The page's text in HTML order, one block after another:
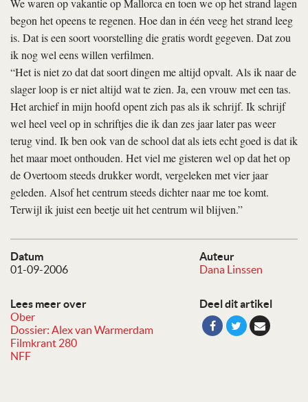
Datum
01-09-2006
Auteur
Dana Linssen
Lees meer over
Ober
Dossier: Alex van Warmerdam
Filmkrant 280
NFF
Deel dit artikel
We waren op vakantie op Mallorca en toen we op het strand lagen
begon het opeens te regenen. Hoe dan in één veeg het strand leeg
is. Dat is een soort voorstelling die gratis wordt gegeven. Dat zou
ik nog wel eens willen verfilmen.
“Het is niet zo dat dat soort dingen me altijd opvalt. Als ik naar de
slager loop is er niet altijd wat te zien. Ja, een vrouw met een tas.
Het archief in mijn hoofd opent zich pas als ik schrijf. Ik schrijf
wel heel veel op in schriftjes die ik dan zes jaar later pas weer
terug vind. Ik ben ook van de school dat als iets echt goed is dat ik
het maar moet onthouden. Het viel me gisteren wel op dat het op
de Overtoom steeds drukker wordt, vergeleken met vier jaar
geleden. Alsof het centrum steeds dichter naar me toe komt.
Terwijl ik juist een beetje uit het centrum wil blijven.”